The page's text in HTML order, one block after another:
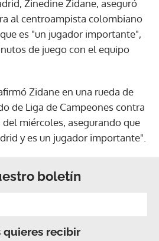
Zinedine Zidane, aseguró
al centroampista colombiano
es "un jugador importante",
de juego con el equipo
Zidane en una rueda de
de Liga de Campeones contra
miércoles, asegurando que
y es un jugador importante".
boletín
quieres recibir